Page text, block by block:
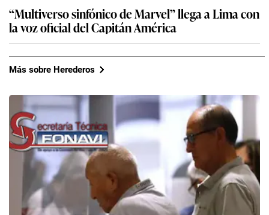
“Multiverso sinfónico de Marvel” llega a Lima con
la voz oficial del Capitán América
Más sobre Herederos